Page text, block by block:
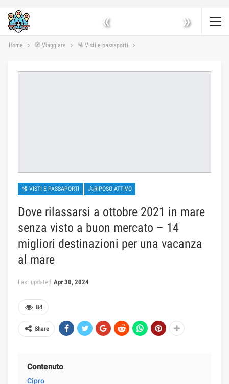
« »
Home 🧭 Viaggiare 🛂 Visti e passaporti
🛂 VISTI E PASSAPORTI 🚴RIPOSO ATTIVO
Dove rilassarsi a ottobre 2021 in mare
senza visto a buon mercato – 14
migliori destinazioni per una vacanza
al mare
Last updated Apr 30, 2024
84
Share
Contenuto
Cipro